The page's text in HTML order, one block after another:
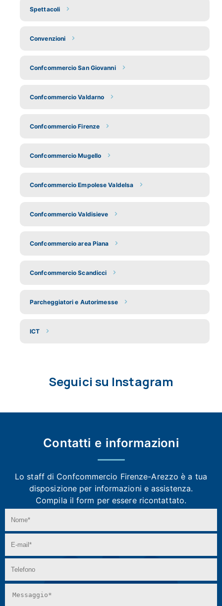
Spettacoli
Convenzioni
Confcommercio San Giovanni
Confcommercio Valdarno
Confcommercio Firenze
Confcommercio Mugello
Confcommercio Empolese Valdelsa
Confcommercio Valdisieve
Confcommercio area Piana
Confcommercio Scandicci
Parcheggiatori e Autorimesse
ICT
Seguici su Instagram
Contatti e informazioni
Lo staff di Confcommercio Firenze-Arezzoè a tua
disposizione per informazioni e assistenza.
Compila il form per essere ricontattato.